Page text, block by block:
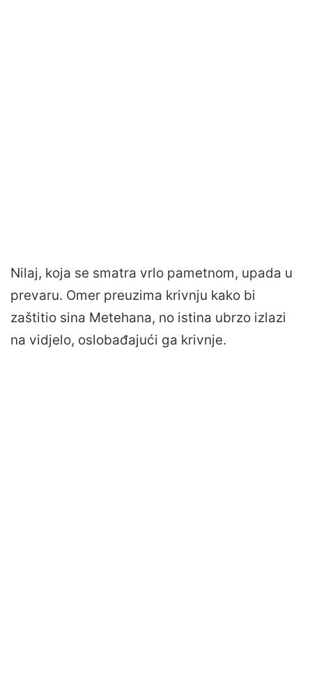
Nilaj, koja se smatra vrlo pametnom, upada u
prevaru. Omer preuzima krivnju kako bi
zaštitio sina Metehana, no istina ubrzo izlazi
na vidjelo, oslobađajući ga krivnje.